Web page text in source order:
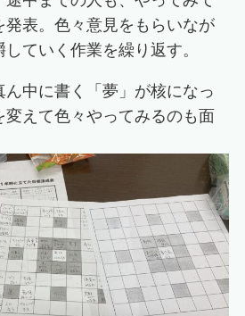
表。色々意見をもらいなが
ていく作業を繰り返す。
ん中に書く「夢」が核になっ
変えて色々やってみるのも面